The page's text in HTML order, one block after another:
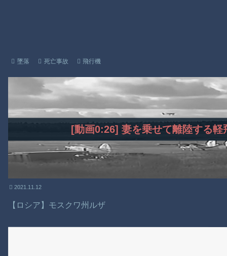
【動画】急病人？横須賀の国道16号でおかしな事故が撮影される
【動画】ビッグフットの正体が判明
お前らがメイドイン韓国で認めてるもの 「キムチ」あと3つは？
AmazonのアツさMax！心も踊る「マンガ毎週末セール（50%還
Powered by livedoor 相互RSS
墜落 死亡事故 飛行機
[動画0:26] 妻を乗せて離陸する軽
2021.11.12
【ロシア】モスクワ州ルザ